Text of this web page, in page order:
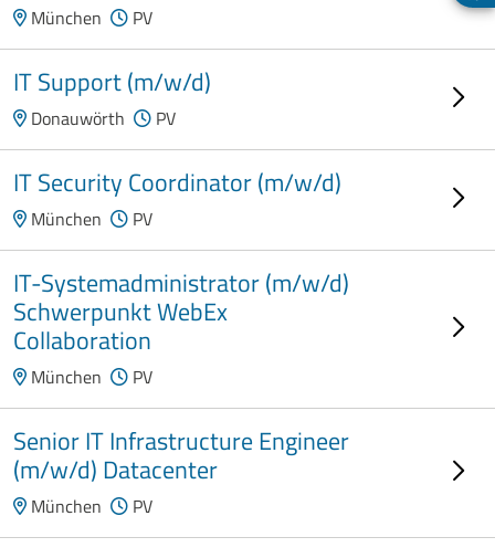
München PV
IT Support (m/w/d)
Donauwörth PV
IT Security Coordinator (m/w/d)
München PV
IT-Systemadministrator (m/w/d)
Schwerpunkt WebEx
Collaboration
München PV
Senior IT Infrastructure Engineer
(m/w/d) Datacenter
München PV